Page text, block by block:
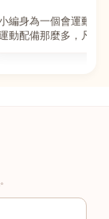
編身為一個會運動的
動配備那麼多，凡舉